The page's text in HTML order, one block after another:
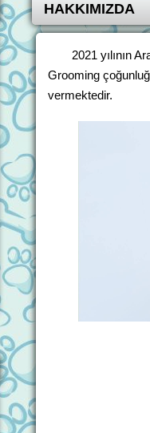
HAKKIMIZDA
2021 yılının
Grooming
vermektedir.